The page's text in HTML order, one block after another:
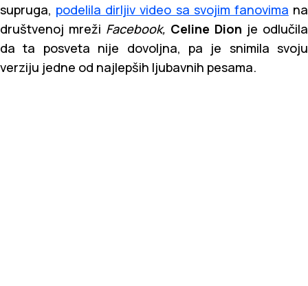
supruga, podelila dirljiv video sa svojim fanovima na
društvenoj mreži Facebook, Celine Dion je odlučila
da ta posveta nije dovoljna, pa je snimila svoju
verziju jedne od najlepših ljubavnih pesama.